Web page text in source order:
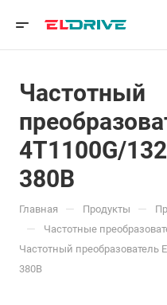
Частотный
4T1100G/
380В
Главная — Продукты —
— Частотные
Частотный преобразователь
380В